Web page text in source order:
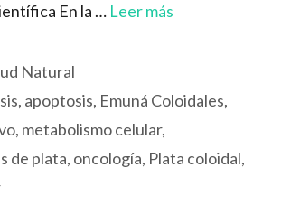
En la … Leer más
Natural
, apoptosis, Emuná Coloidales,
, metabolismo celular,
de plata, oncología, Plata coloidal,